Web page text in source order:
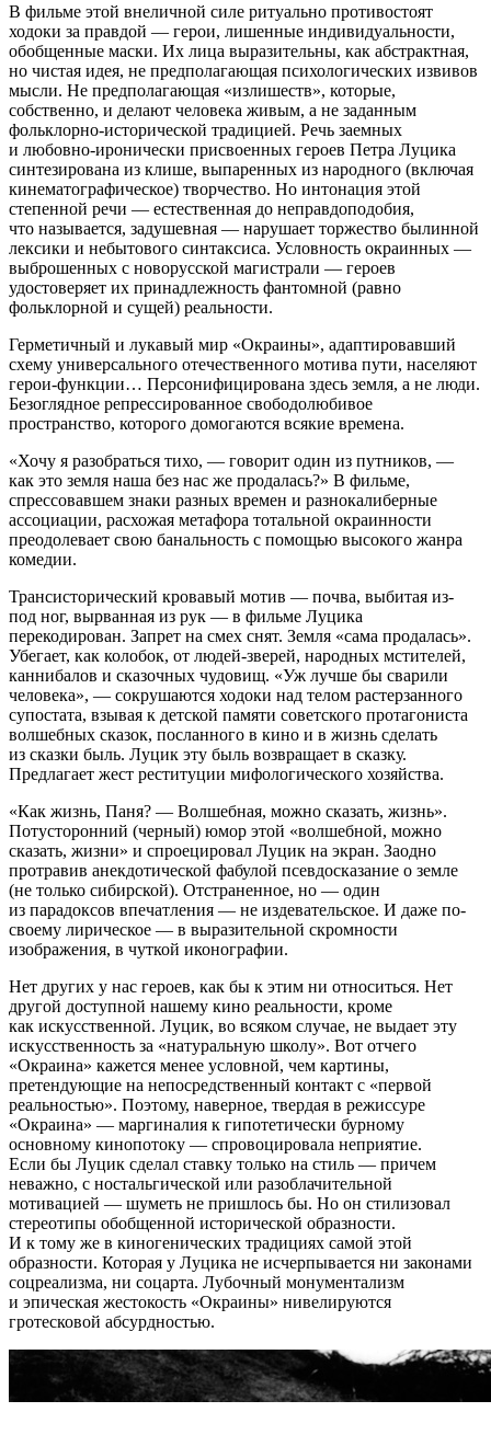
В фильме этой внеличной силе ритуально противостоят
ходоки за правдой — герои, лишенные индивидуальности,
обобщенные маски. Их лица выразительны, как абстрактная,
но чистая идея, не предполагающая психологических извивов
мысли. Не предполагающая «излишеств», которые,
собственно, и делают человека живым, а не заданным
фольклорно-исторической традицией. Речь заемных
и любовно-иронически присвоенных героев Петра Луцика
синтезирована из клише, выпаренных из народного (включая
кинематографическое) творчество. Но интонация этой
степенной речи — естественная до неправдоподобия,
что называется, задушевная — нарушает торжество былинной
лексики и небытового синтаксиса. Условность окраинных —
выброшенных с новорусской магистрали — героев
удостоверяет их принадлежность фантомной (равно
фольклорной и сущей) реальности.
Герметичный и лукавый мир «Окраины», адаптировавший
схему универсального отечественного мотива пути, населяют
герои-функции… Персонифицирована здесь земля, а не люди.
Безоглядное репрессированное свободолюбивое
пространство, которого домогаются всякие времена.
«Хочу я разобраться тихо, — говорит один из путников, —
как это земля наша без нас же продалась?» В фильме,
спрессовавшем знаки разных времен и разнокалиберные
ассоциации, расхожая метафора тотальной окраинности
преодолевает свою банальность с помощью высокого жанра
комедии.
Трансисторический кровавый мотив — почва, выбитая из-
под ног, вырванная из рук — в фильме Луцика
перекодирован. Запрет на смех снят. Земля «сама продалась».
Убегает, как колобок, от людей-зверей, народных мстителей,
каннибалов и сказочных чудовищ. «Уж лучше бы сварили
человека», — сокрушаются ходоки над телом растерзанного
супостата, взывая к детской памяти советского протагониста
волшебных сказок, посланного в кино и в жизнь сделать
из сказки быль. Луцик эту быль возвращает в сказку.
Предлагает жест реституции мифологического хозяйства.
«Как жизнь, Паня? — Волшебная, можно сказать, жизнь».
Потусторонний (черный) юмор этой «волшебной, можно
сказать, жизни» и спроецировал Луцик на экран. Заодно
протравив анекдотической фабулой псевдосказание о земле
(не только сибирской). Отстраненное, но — один
из парадоксов впечатления — не издевательское. И даже по-
своему лирическое — в выразительной скромности
изображения, в чуткой иконографии.
Нет других у нас героев, как бы к этим ни относиться. Нет
другой доступной нашему кино реальности, кроме
как искусственной. Луцик, во всяком случае, не выдает эту
искусственность за «натуральную школу». Вот отчего
«Окраина» кажется менее условной, чем картины,
претендующие на непосредственный контакт с «первой
реальностью». Поэтому, наверное, твердая в режиссуре
«Окраина» — маргиналия к гипотетически бурному
основному кинопотоку — спровоцировала неприятие.
Если бы Луцик сделал ставку только на стиль — причем
неважно, с ностальгической или разоблачительной
мотивацией — шуметь не пришлось бы. Но он стилизовал
стереотипы обобщенной исторической образности.
И к тому же в киногенических традициях самой этой
образности. Которая у Луцика не исчерпывается ни законами
соцреализма, ни соцарта. Лубочный монументализм
и эпическая жестокость «Окраины» нивелируются
гротесковой абсурдностью.